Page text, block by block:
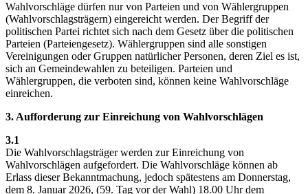
Wahlvorschläge dürfen nur von Parteien und von Wählergruppen
(Wahlvorschlagsträgern) eingereicht werden. Der Begriff der
politischen Partei richtet sich nach dem Gesetz über die politischen
Parteien (Parteiengesetz). Wählergruppen sind alle sonstigen
Vereinigungen oder Gruppen natürlicher Personen, deren Ziel es ist,
sich an Gemeindewahlen zu beteiligen. Parteien und
Wählergruppen, die verboten sind, können keine Wahlvorschläge
einreichen.
3. Aufforderung zur Einreichung von Wahlvorschlägen
3.1
Die Wahlvorschlagsträger werden zur Einreichung von
Wahlvorschlägen aufgefordert. Die Wahlvorschläge können ab
Erlass dieser Bekanntmachung, jedoch spätestens am Donnerstag,
dem 8. Januar 2026, (59. Tag vor der Wahl) 18.00 Uhr dem